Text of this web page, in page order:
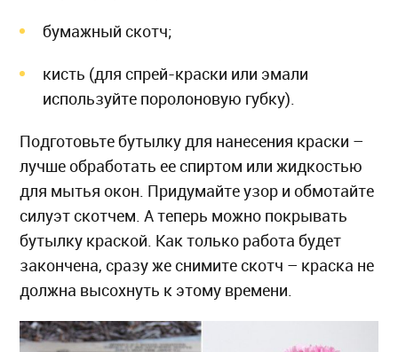
бумажный скотч;
кисть (для спрей-краски или эмали
используйте поролоновую губку).
Подготовьте бутылку для нанесения краски –
лучше обработать ее спиртом или жидкостью
для мытья окон. Придумайте узор и обмотайте
силуэт скотчем. А теперь можно покрывать
бутылку краской. Как только работа будет
закончена, сразу же снимите скотч – краска не
должна высохнуть к этому времени.